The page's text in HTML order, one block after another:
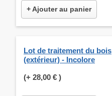
+ Ajouter au panier
Lot de traitement du bois
(extérieur) - Incolore
(+ 28,00 € )